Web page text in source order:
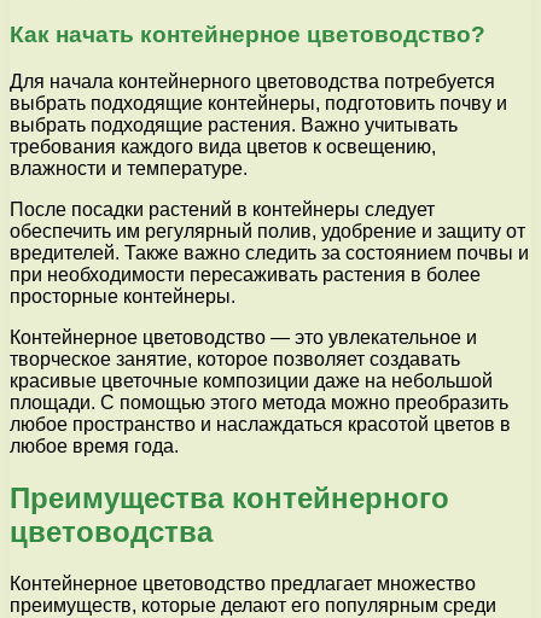
Как начать контейнерное цветоводство?
Для начала контейнерного цветоводства потребуется
выбрать подходящие контейнеры, подготовить почву и
выбрать подходящие растения. Важно учитывать
требования каждого вида цветов к освещению,
влажности и температуре.
После посадки растений в контейнеры следует
обеспечить им регулярный полив, удобрение и защиту от
вредителей. Также важно следить за состоянием почвы и
при необходимости пересаживать растения в более
просторные контейнеры.
Контейнерное цветоводство — это увлекательное и
творческое занятие, которое позволяет создавать
красивые цветочные композиции даже на небольшой
площади. С помощью этого метода можно преобразить
любое пространство и наслаждаться красотой цветов в
любое время года.
Преимущества контейнерного
цветоводства
Контейнерное цветоводство предлагает множество
преимуществ, которые делают его популярным среди